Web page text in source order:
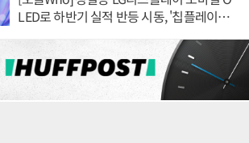
LED로 하반기 실적 반등 시동, '칩플레이